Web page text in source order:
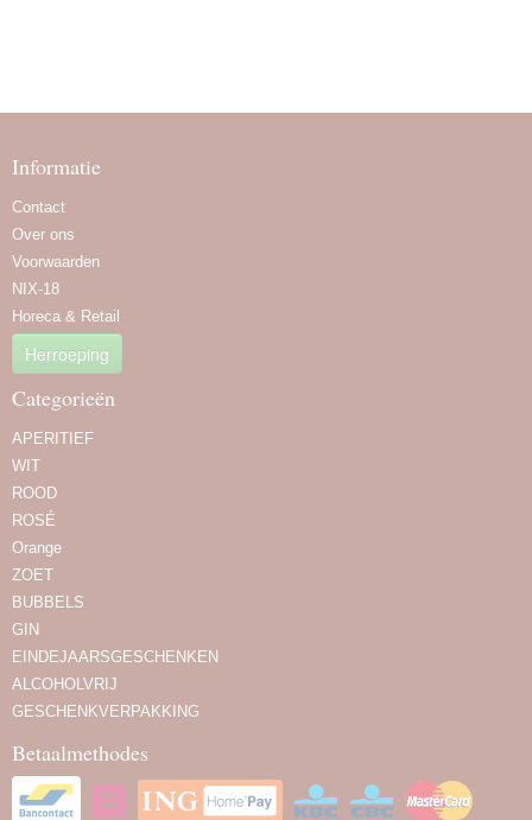
Informatie
Contact
Over ons
Voorwaarden
NIX-18
Horeca & Retail
Herroeping
Categorieën
APERITIEF
WIT
ROOD
ROSÉ
Orange
ZOET
BUBBELS
GIN
EINDEJAARSGESCHENKEN
ALCOHOLVRIJ
GESCHENKVERPAKKING
Betaalmethodes